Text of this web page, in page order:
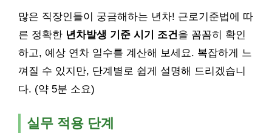
많은 직장인들이 궁금해하는 년차! 근로기준법에 따
른 정확한 년차발생 기준 시기 조건을 꼼꼼히 확인
하고, 예상 연차 일수를 계산해 보세요. 복잡하게 느
껴질 수 있지만, 단계별로 쉽게 설명해 드리겠습니
다. (약 5분 소요)
실무 적용 단계